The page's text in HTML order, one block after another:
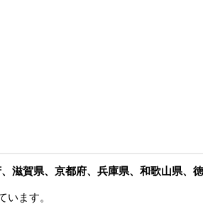
滋賀県、京都府、兵庫県、和歌山県、徳
ます。